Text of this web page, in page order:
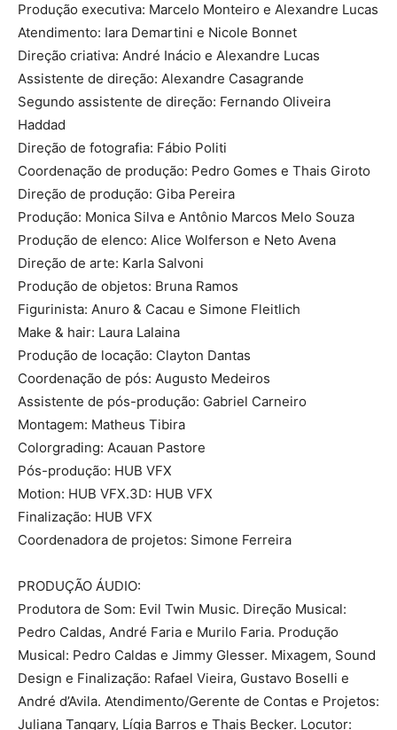
Produção executiva: Marcelo Monteiro e Alexandre Lucas
Atendimento: Iara Demartini e Nicole Bonnet
Direção criativa: André Inácio e Alexandre Lucas
Assistente de direção: Alexandre Casagrande
Segundo assistente de direção: Fernando Oliveira
Haddad
Direção de fotografia: Fábio Politi
Coordenação de produção: Pedro Gomes e Thais Giroto
Direção de produção: Giba Pereira
Produção: Monica Silva e Antônio Marcos Melo Souza
Produção de elenco: Alice Wolferson e Neto Avena
Direção de arte: Karla Salvoni
Produção de objetos: Bruna Ramos
Figurinista: Anuro & Cacau e Simone Fleitlich
Make & hair: Laura Lalaina
Produção de locação: Clayton Dantas
Coordenação de pós: Augusto Medeiros
Assistente de pós-produção: Gabriel Carneiro
Montagem: Matheus Tibira
Colorgrading: Acauan Pastore
Pós-produção: HUB VFX
Motion: HUB VFX.3D: HUB VFX
Finalização: HUB VFX
Coordenadora de projetos: Simone Ferreira
PRODUÇÃO ÁUDIO:
Produtora de Som: Evil Twin Music. Direção Musical:
Pedro Caldas, André Faria e Murilo Faria. Produção
Musical: Pedro Caldas e Jimmy Glesser. Mixagem, Sound
Design e Finalização: Rafael Vieira, Gustavo Boselli e
André d’Avila. Atendimento/Gerente de Contas e Projetos:
Juliana Tangary, Lígia Barros e Thais Becker. Locutor: